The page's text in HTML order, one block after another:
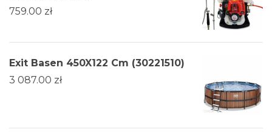
759.00 zł
Exit Basen 450X122 Cm (30221510)
3 087.00 zł